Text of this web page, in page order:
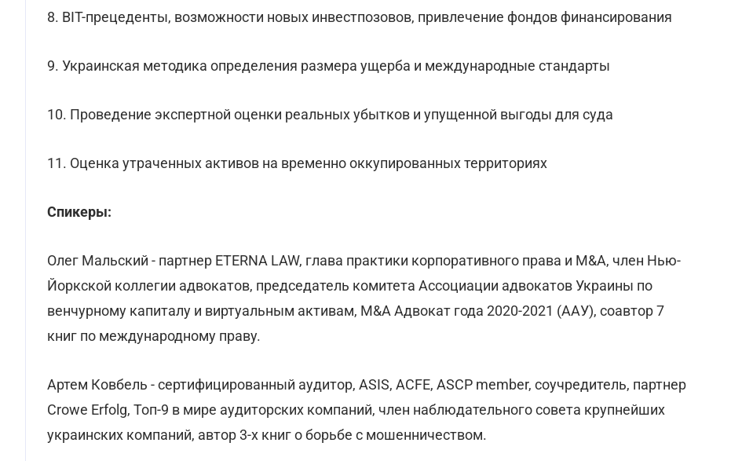
8. BIT-прецеденты, возможности новых инвестпозовов, привлечение фондов финансирования
9. Украинская методика определения размера ущерба и международные стандарты
10. Проведение экспертной оценки реальных убытков и упущенной выгоды для суда
11. Оценка утраченных активов на временно оккупированных территориях
Спикеры:
Олег Мальский - партнер ETERNA LAW, глава практики корпоративного права и M&A, член Нью-
Йоркской коллегии адвокатов, председатель комитета Ассоциации адвокатов Украины по
венчурному капиталу и виртуальным активам, M&A Адвокат года 2020-2021 (ААУ), соавтор 7
книг по международному праву.
Артем Ковбель - сертифицированный аудитор, ASIS, ACFE, ASCP member, соучредитель, партнер
Crowe Erfolg, Топ-9 в мире аудиторских компаний, член наблюдательного совета крупнейших
украинских компаний, автор 3-х книг о борьбе с мошенничеством.